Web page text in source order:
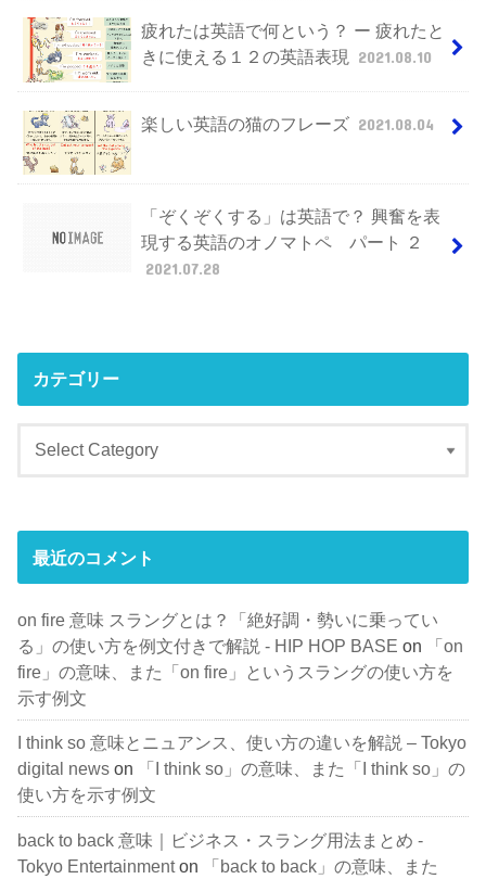
疲れたは英語で何という？ ー 疲れたと
きに使える１２の英語表現
2021.08.10
楽しい英語の猫のフレーズ 2021.08.04
「ぞくぞくする」は英語で？ 興奮を表
現する英語のオノマトペ パート ２
2021.07.28
カテゴリー
最近のコメント
on fire 意味 スラングとは？「絶好調・勢いに乗ってい
る」の使い方を例文付きで解説 - HIP HOP BASE on
「on
fire」の意味、また「on fire」というスラングの使い方を
示す例文
I think so 意味とニュアンス、使い方の違いを解説 – Tokyo
digital news on
「I think so」の意味、また「I think so」の
使い方を示す例文
back to back 意味｜ビジネス・スラング用法まとめ -
Tokyo Entertainmenton
「back to back」の意味、また